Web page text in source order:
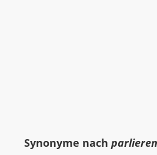
Synonyme nachparlieren